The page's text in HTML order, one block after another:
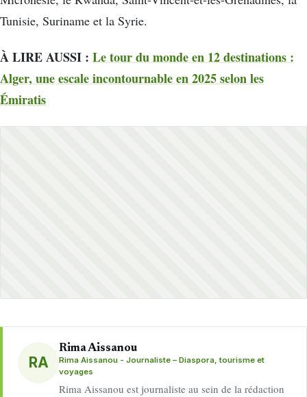
Tunisie, Suriname et la Syrie.
À LIRE AUSSI : Le tour du monde en 12 destinations :
Alger, une escale incontournable en 2025 selon les
Émiratis
RA
Rima Aissanou
Rima Aissanou - Journaliste – Diaspora, tourisme et
voyages
Rima Aissanou est journaliste au sein de la rédaction